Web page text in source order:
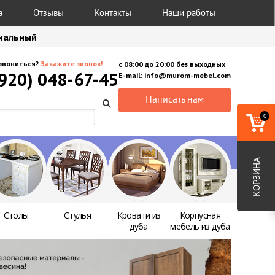
Отзывы Контакты Наши работы
с 08:00 до 20:00 без выходных
E-mail: info@murom-mebel.com
Написать нам
Закажите звонок!
048-67-45
Столы Стулья
Кровати из
дуба
Корпусная
мебель из дуба
0
КОРЗИНА